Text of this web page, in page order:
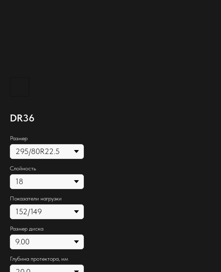
DR36
Размер
Слойность
Показатели нагрузки
Размер диска
Глубина протектора, мм